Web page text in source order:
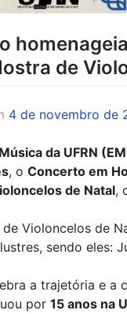
de
4 de novembro de
da UFRN
, o Concerto em
de Natal,
de Violoncelos de
sendo eles:
a trajetória e a
por 15 anos na